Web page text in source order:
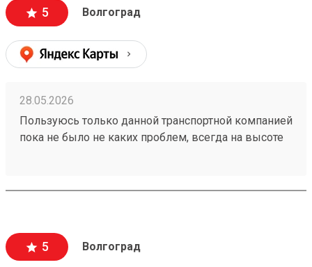
5 Волгоград
28.05.2026
Пользуюсь только данной транспортной компанией
пока не было не каких проблем, всегда на высоте
5 Волгоград